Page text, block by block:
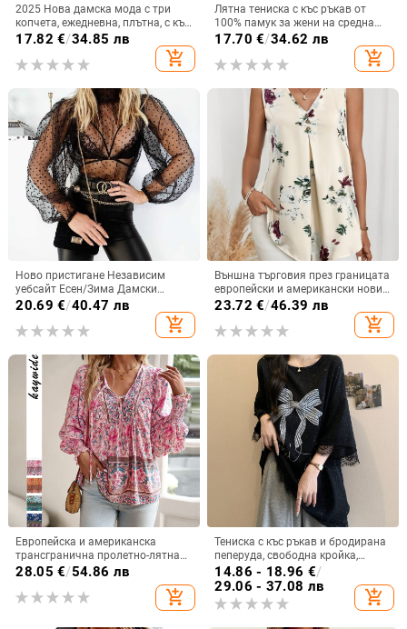
2025 Нова дамска мода с три
копчета, ежедневна, плътна, с къс
ръкав, Amazon, трансгранична,
европейска и американска
17.82 €/34.85 лв
add_shopping_cart
Лятна тениска с къс ръкав от
100% памук за жени на средна
възраст, свободна кройка, кръгло
деколте, прикрива корема, стилен
и подходящ за ежедневието
17.70 €/34.62 лв
add_shopping_cart
Ново пристигане Независим
уебсайт Есен/Зима Дамски
прозрачен топ с дълъг ръкав и
американски стил
20.69 €/40.47 лв
add_shopping_cart
Външна търговия през границата
европейски и американски нови
дамски ежедневни V-образни
деколтета обикновен пуловер
дигитален печат елегантна горна
23.72 €/46.39 лв
add_shopping_cart
Европейска и американска
трансгранична пролетно-лятна
2025 нова бохемска
ваканционна риза с дълъг ръкав
и V-образно деколте с връзки за
28.05 €/54.86 лв
add_shopping_cart
Тениска с къс ръкав и бродирана
пеперуда, свободна кройка,
полиестерна тъкан, 90–95%
полиестер, кръгло деколте
14.86 - 18.96 €/
29.06 - 37.08 лв
add_shopping_cart